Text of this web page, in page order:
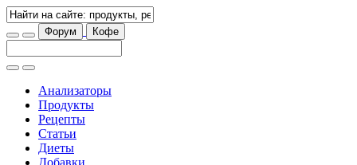
Форум Кофе
Анализаторы
Продукты
Рецепты
Статьи
Диеты
Добавки